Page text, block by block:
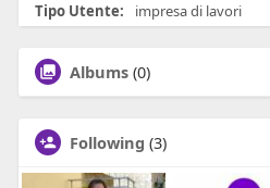
Tipo Utente:
impresa di lavori
Albums (0)
Following (3)